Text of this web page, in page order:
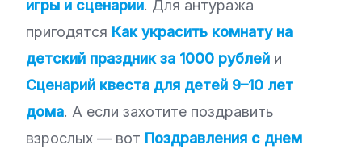
игры и сценарии. Для антуража
пригодятся Как украсить комнату на
детский праздник за 1000 рублей и
Сценарий квеста для детей 9–10 лет
дома. А если захотите поздравить
взрослых — вот Поздравления с днем